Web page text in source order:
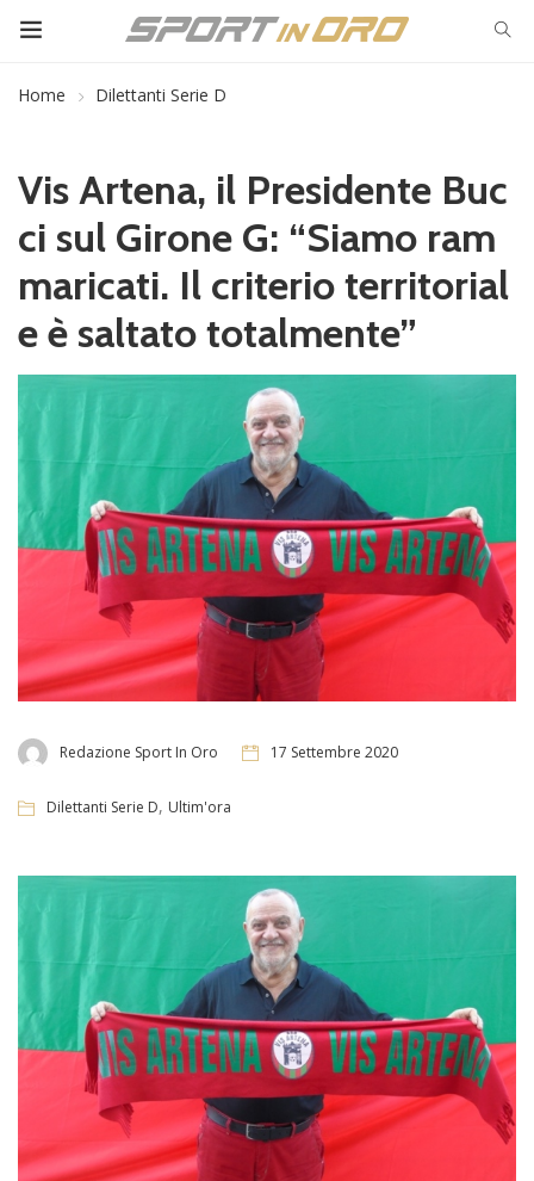
Home Dilettanti Serie D
Vis Artena, il Presidente Buc
ci sul Girone G: “Siamo ram
maricati. Il criterio territorial
e è saltato totalmente”
Redazione Sport In Oro 17 Settembre 2020
Dilettanti Serie D, Ultim'ora